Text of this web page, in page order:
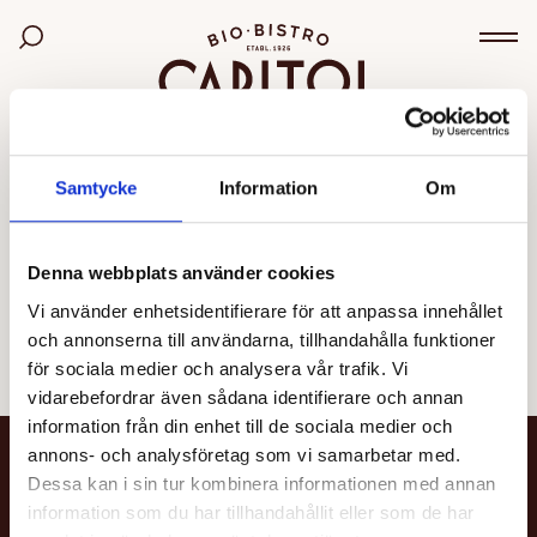
Samtycke Information Om
Denna webbplats använder cookies
Vi använder enhetsidentifierare för att anpassa innehållet
och annonserna till användarna, tillhandahålla funktioner
för sociala medier och analysera vår trafik. Vi
vidarebefordrar även sådana identifierare och annan
information från din enhet till de sociala medier och
annons- och analysföretag som vi samarbetar med.
Dessa kan i sin tur kombinera informationen med annan
information som du har tillhandahållit eller som de har
Bio Capitol
Sök bland filmer
OGILTIG VISNING
längre att boka.
Se alla filmer
NYHETSBREV